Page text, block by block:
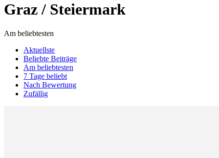
Graz / Steiermark
Am beliebtesten
Aktuellste
Beliebte Beiträge
Am beliebtesten
7 Tage beliebt
Nach Bewertung
Zufällig